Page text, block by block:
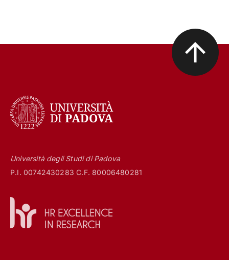
Università degli Studi di Padova
P.I. 00742430283 C.F. 80006480281